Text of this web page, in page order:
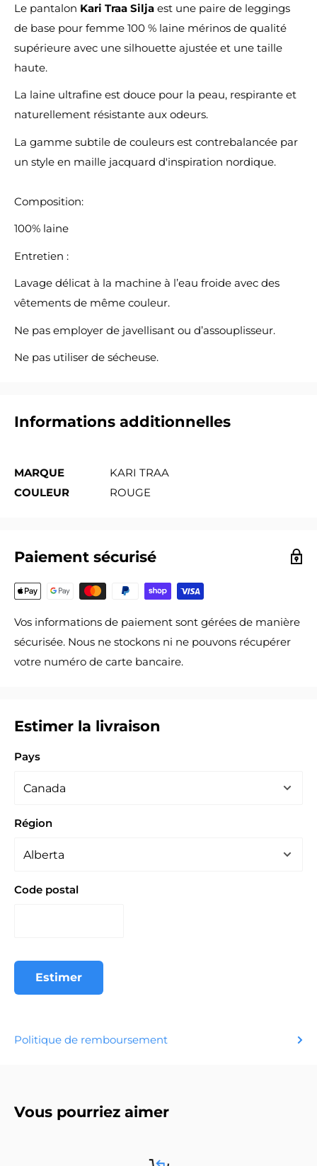
Le pantalon Kari Traa Silja est une paire de leggings
de base pour femme 100 % laine mérinos de qualité
supérieure avec une silhouette ajustée et une taille
haute.
La laine ultrafine est douce pour la peau, respirante et
naturellement résistante aux odeurs.
La gamme subtile de couleurs est contrebalancée par
un style en maille jacquard d'inspiration nordique.
Composition:
100% laine
Entretien :
Lavage délicat à la machine à l’eau froide avec des
vêtements de même couleur.
Ne pas employer de javellisant ou d’assouplisseur.
Ne pas utiliser de sécheuse.
Informations additionnelles
MARQUE
KARI TRAA
COULEUR
ROUGE
Paiement sécurisé
Vos informations de paiement sont gérées de manière
sécurisée. Nous ne stockons ni ne pouvons récupérer
votre numéro de carte bancaire.
Estimer la livraison
Pays
Région
Code postal
Estimer
Politique de remboursement
Vous pourriez aimer